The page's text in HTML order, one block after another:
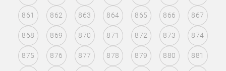
861 862 863 864 865 866 867
868 869 870 871 872 873 874
875 876 877 878 879 880 881